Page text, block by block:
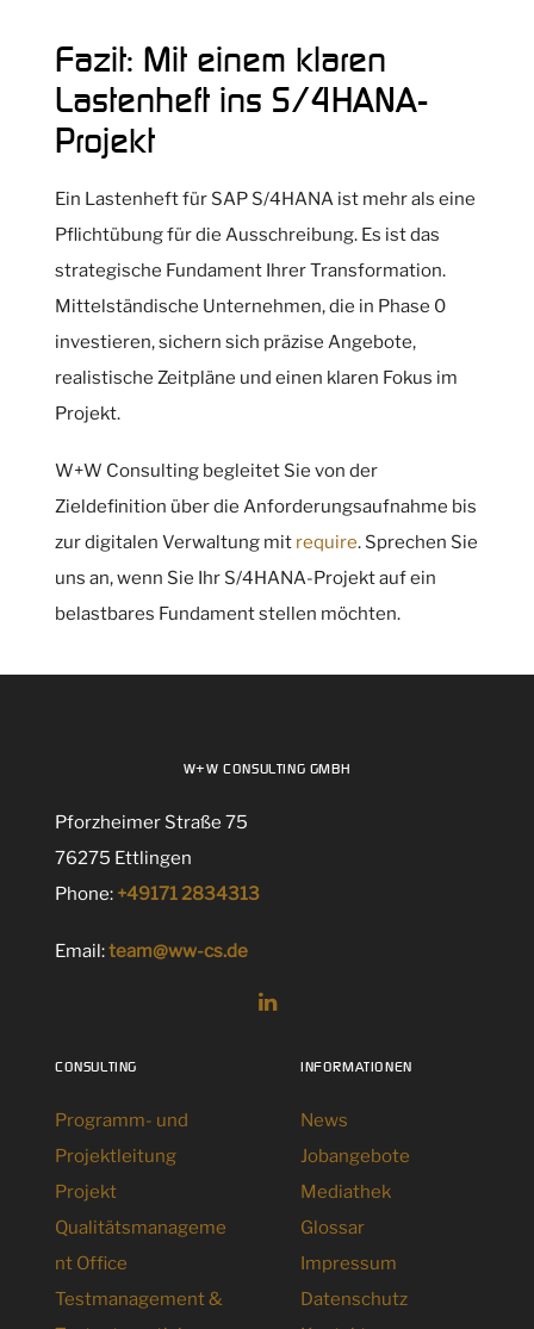
Fazit: Mit einem klaren
Lastenheft ins S/4HANA-
Projekt
Ein Lastenheft für SAP S/4HANA ist mehr als eine
Pflichtübung für die Ausschreibung. Es ist das
strategische Fundament Ihrer Transformation.
Mittelständische Unternehmen, die in Phase 0
investieren, sichern sich präzise Angebote,
realistische Zeitpläne und einen klaren Fokus im
Projekt.
W+W Consulting begleitet Sie von der
Zieldefinition über die Anforderungsaufnahme bis
zur digitalen Verwaltung mit require. Sprechen Sie
uns an, wenn Sie Ihr S/4HANA-Projekt auf ein
belastbares Fundament stellen möchten.
W+W CONSULTING GMBH
Pforzheimer Straße 75
76275 Ettlingen
Phone: +49171 2834313
Email:team@ww-cs.de
CONSULTING
Programm- und
Projektleitung
Projekt
Qualitätsmanageme
nt Office
Testmanagement &
INFORMATIONEN
News
Jobangebote
Mediathek
Glossar
Impressum
Datenschutz